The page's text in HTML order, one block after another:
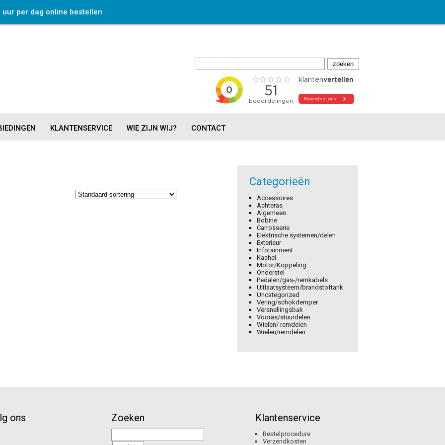
uur per dag online bestellen
KLANTENSERVICE WIE ZIJN WIJ? CONTACT
Categorieën
Accessoires
Achteras
Algemeen
Bobine
Carrosserie
Elektrische systemen/delen
Exterieur
Infotainment
Kachel
Motor/Koppeling
Onderstel
Pedalen/gas-/remkabels
Uitlaatsysteem/brandstoftank
Uncategorized
Vering/schokdemper
Versnellingsbak
Vooras/stuurdelen
Wielen/ remdelen
Wielen/remdelen
ons Zoeken Klantenservice
Bestelprocedure
Verzendkosten